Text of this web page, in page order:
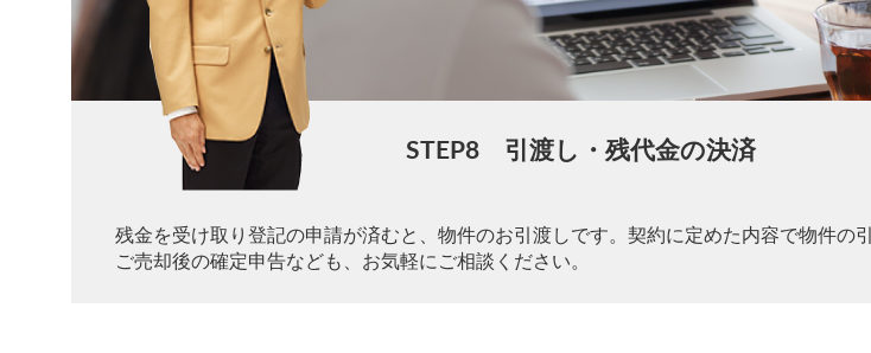
STEP8 引渡し・残代金の決済
残金を受け取り登記の申請が済むと、物件のお引渡しです。契約に定めた内容で物件の
ご売却後の確定申告なども、お気軽にご相談ください。